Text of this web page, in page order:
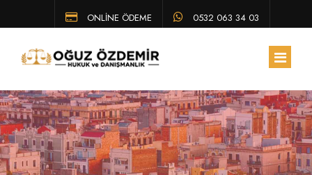
ONLİNE ÖDEME 0532 063 34 03
ANA SAYFA
HAKKIMIZDA